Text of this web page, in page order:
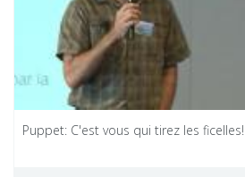
Puppet: C'est vous qui tirez les ficelles!